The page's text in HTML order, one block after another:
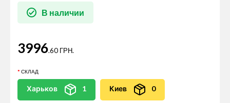
В наличии
3996.60 ГРН.
СКЛАД
Харьков 1 Киев 0